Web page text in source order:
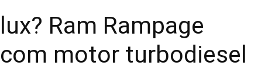
Ram Rampage
motor turbodiesel